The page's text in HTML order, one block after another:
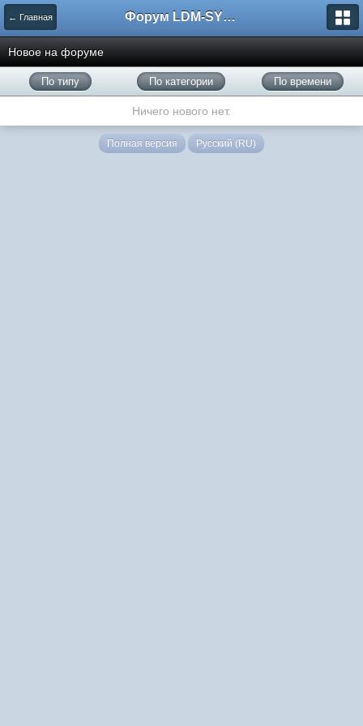
← Главная Форум LDM-SYSTEMS
Новое на форуме
По типу По категории По времени
Ничего нового нет.
Полная версия Русский (RU)